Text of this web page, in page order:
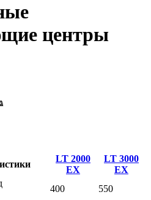
центры
LT 2000
EX
LT 3000
EX
400
550